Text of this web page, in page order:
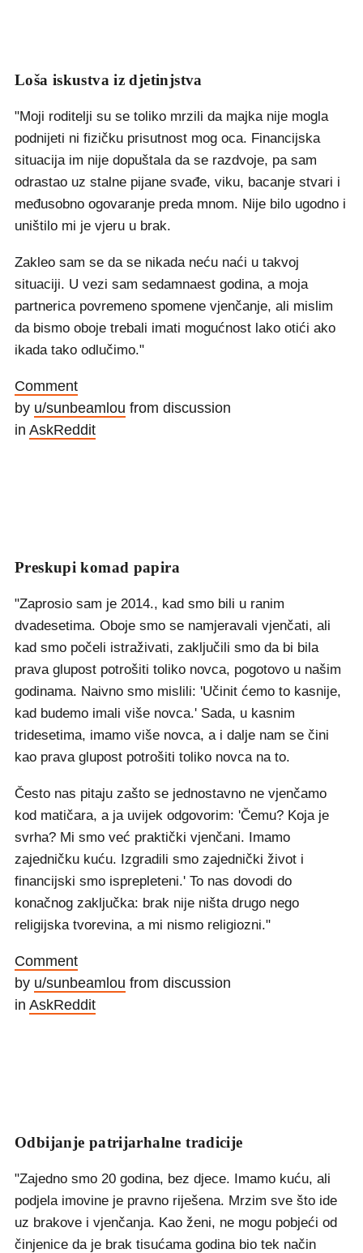
Loša iskustva iz djetinjstva
"Moji roditelji su se toliko mrzili da majka nije mogla
podnijeti ni fizičku prisutnost mog oca. Financijska
situacija im nije dopuštala da se razdvoje, pa sam
odrastao uz stalne pijane svađe, viku, bacanje stvari i
međusobno ogovaranje preda mnom. Nije bilo ugodno i
uništilo mi je vjeru u brak.
Zakleo sam se da se nikada neću naći u takvoj
situaciji. U vezi sam sedamnaest godina, a moja
partnerica povremeno spomene vjenčanje, ali mislim
da bismo oboje trebali imati mogućnost lako otići ako
ikada tako odlučimo."
Comment
by u/sunbeamlou from discussion
in AskReddit
Preskupi komad papira
"Zaprosio sam je 2014., kad smo bili u ranim
dvadesetima. Oboje smo se namjeravali vjenčati, ali
kad smo počeli istraživati, zaključili smo da bi bila
prava glupost potrošiti toliko novca, pogotovo u našim
godinama. Naivno smo mislili: 'Učinit ćemo to kasnije,
kad budemo imali više novca.' Sada, u kasnim
tridesetima, imamo više novca, a i dalje nam se čini
kao prava glupost potrošiti toliko novca na to.
Često nas pitaju zašto se jednostavno ne vjenčamo
kod matičara, a ja uvijek odgovorim: 'Čemu? Koja je
svrha? Mi smo već praktički vjenčani. Imamo
zajedničku kuću. Izgradili smo zajednički život i
financijski smo isprepleteni.' To nas dovodi do
konačnog zaključka: brak nije ništa drugo nego
religijska tvorevina, a mi nismo religiozni."
Comment
by u/sunbeamlou from discussion
in AskReddit
Odbijanje patrijarhalne tradicije
"Zajedno smo 20 godina, bez djece. Imamo kuću, ali
podjela imovine je pravno riješena. Mrzim sve što ide
uz brakove i vjenčanja. Kao ženi, ne mogu pobjeći od
činjenice da je brak tisućama godina bio tek način